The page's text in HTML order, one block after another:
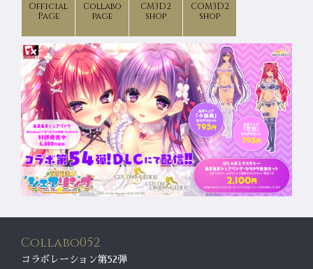
Official
Page
Collabo
page
CM3D2
shop
COM3D2
shop
Collabo052
コラボレーション第52弾